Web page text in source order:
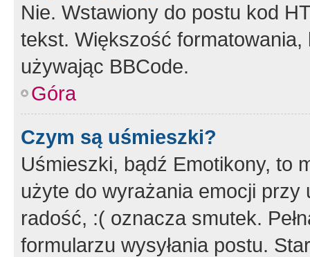
Nie. Wstawiony do postu kod
tekst. Większość
używając BBCode.
Góra
Czym są uśmieszki?
Uśmieszki, bądź Emotikony, to
użyte do wyrażania emocji
radość, :( oznacza smutek.
formularzu wysyłania postu.